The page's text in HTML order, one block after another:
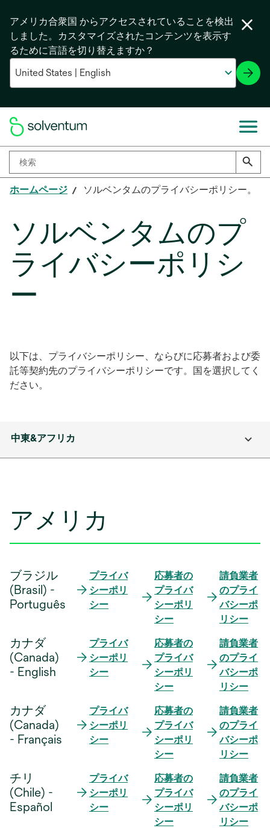
アメリカ合衆国 からアクセスされていることを検出
しました。カスタマイズされたコンテンツを表示す
るために言語を切り替えますか？
ホームページ ソルベンタムのプライバシーポリシー。
ソルベンタムのプ
ライバシーポリシ
ー
以下は、プライバシーポリシー、ならびに応募者および委
託等契約先のプライバシーポリシーです。国を選択してく
ださい。
中東&アフリカ
アメリカ
ブラジル
(Brasil) -
Português
プライバ
シーポリ
シー
応募者の
プライバ
シーポリ
シー
請負業者
のプライ
バシーポ
リシー
カナダ
(Canada)
- English
プライバ
シーポリ
シー
応募者の
プライバ
シーポリ
シー
請負業者
のプライ
バシーポ
リシー
カナダ
(Canada)
- Français
プライバ
シーポリ
シー
応募者の
プライバ
シーポリ
シー
請負業者
のプライ
バシーポ
リシー
チリ
(Chile) -
Español
プライバ
シーポリ
シー
応募者の
プライバ
シーポリ
シー
請負業者
のプライ
バシーポ
リシー